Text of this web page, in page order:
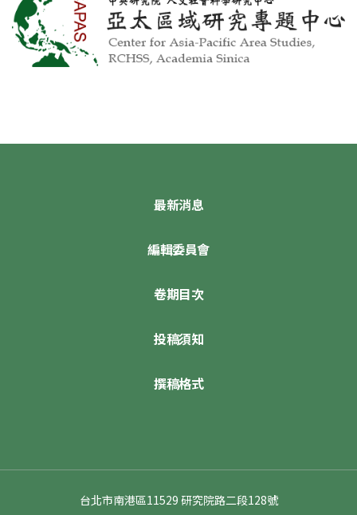
最新消息
編輯委員會
卷期目次
投稿須知
撰稿格式
台北市南港區11529 研究院路二段128號